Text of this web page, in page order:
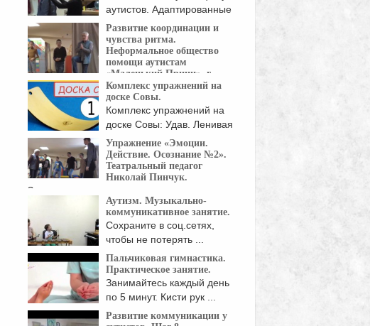
аутистов. Адаптированные
либо изобретённые ...
Развитие координации и
чувства ритма.
Неформальное общество
помощи аутистам
«Маленький Принц», г.
Владивосток.
Упражнение на развитие
координации и чувства ритма. Благодаря ...
Комплекс упражнений на
доске Совы.
Комплекс упражнений на
доске Совы: Удав. Ленивая
восьмерка. Прицел. Кросс
для ...
Упражнение «Эмоции.
Действие. Осознание №2».
Театральный педагог
Николай Пинчук.
Здесь мы для начала повторяем
предыдущее упражнение, ...
Аутизм. Музыкально-
коммуникативное занятие.
Сохраните в соц.сетях,
чтобы не потерять ...
Пальчиковая гимнастика.
Практическое занятие.
Занимайтесь каждый день
по 5 минут. Кисти рук ...
Развитие коммуникации у